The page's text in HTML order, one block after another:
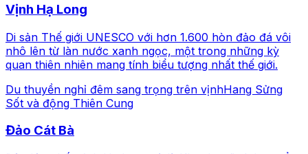
Vịnh Hạ Long
Di sản Thế giới UNESCO với hơn 1.600 hòn đảo đá vôi
nhô lên từ làn nước xanh ngọc, một trong những kỳ
quan thiên nhiên mang tính biểu tượng nhất thế giới.
Du thuyền nghỉ đêm sang trọng trên vịnhHang Sửng
Sốt và động Thiên Cung
Đảo Cát Bà